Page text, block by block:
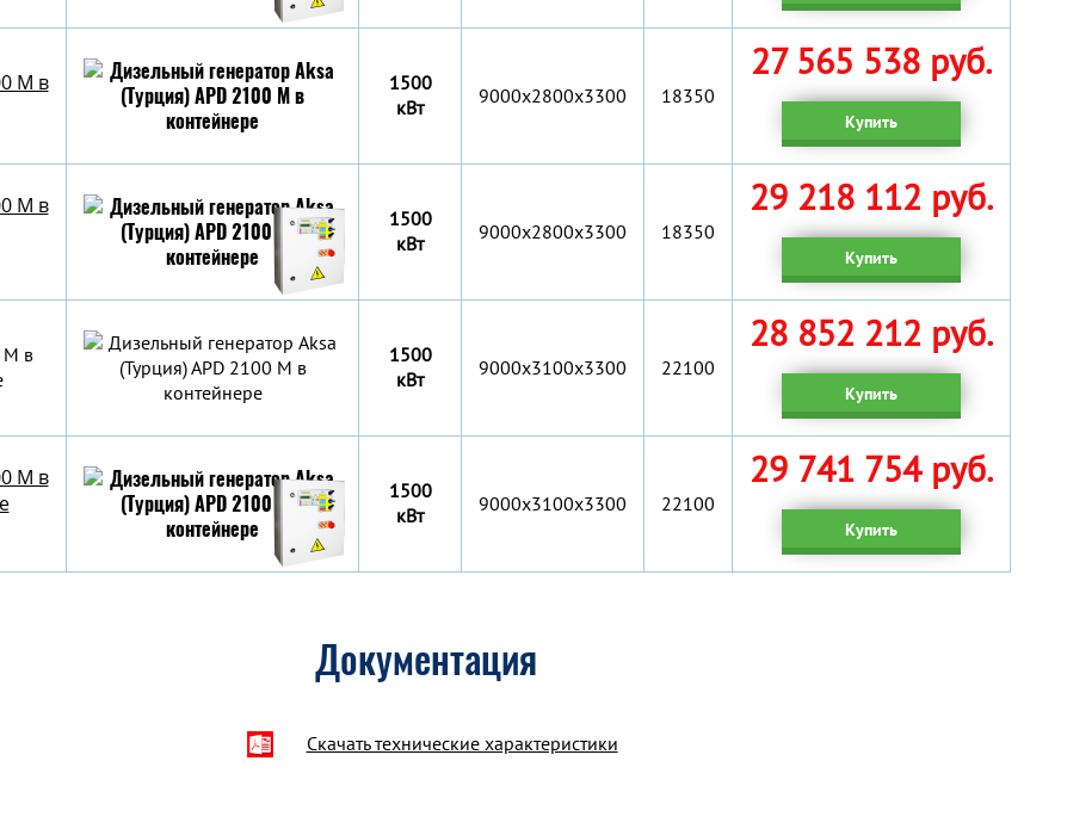
M в
1500
кВт
9000x2800x3300 18350
27 565 538 руб.
Купить
M в
1500
кВт
9000x2800x3300 18350
29 218 112 руб.
Купить
в
1500
кВт
9000х3100х3300 22100
28 852 212 руб.
Купить
M в
1500
кВт
9000х3100х3300 22100
29 741 754 руб.
Купить
Документация
Скачать технические характеристики